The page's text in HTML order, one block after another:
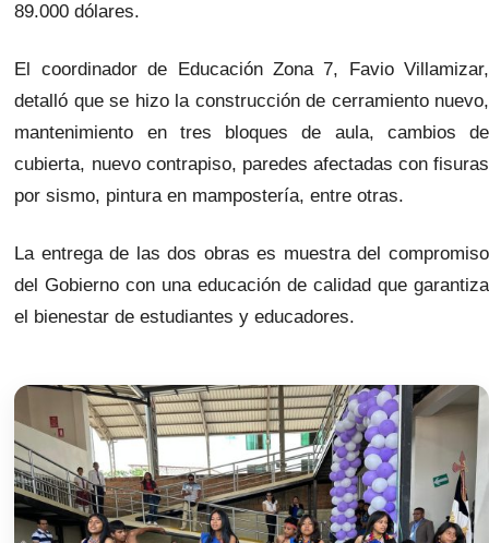
89.000 dólares.
El coordinador de Educación Zona 7, Favio Villamizar,
detalló que se hizo la construcción de cerramiento nuevo,
mantenimiento en tres bloques de aula, cambios de
cubierta, nuevo contrapiso, paredes afectadas con fisuras
por sismo, pintura en mampostería, entre otras.
La entrega de las dos obras es muestra del compromiso
del Gobierno con una educación de calidad que garantiza
el bienestar de estudiantes y educadores.